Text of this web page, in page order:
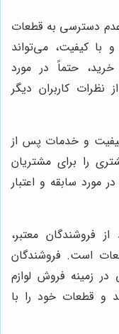
دسترسی به قطعات
و با کیفیت، می‌تواند
حتماً در مورد
کاربران دیگر
کیفیت و خدمات پس از
را برای مشتریان
مورد سابقه و اعتبار
از فروشندگان معتبر،
است. فروشندگان
در زمینه فروش لوازم
و قطعات خود را با